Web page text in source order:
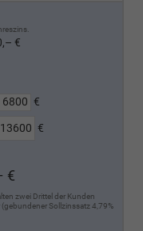
€
€
€
€
zwei Drittel der Kunden
Sollzinssatz 4,79%